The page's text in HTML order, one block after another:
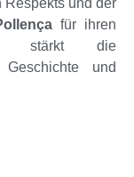
Respekts und der
für ihren
stärkt die
und